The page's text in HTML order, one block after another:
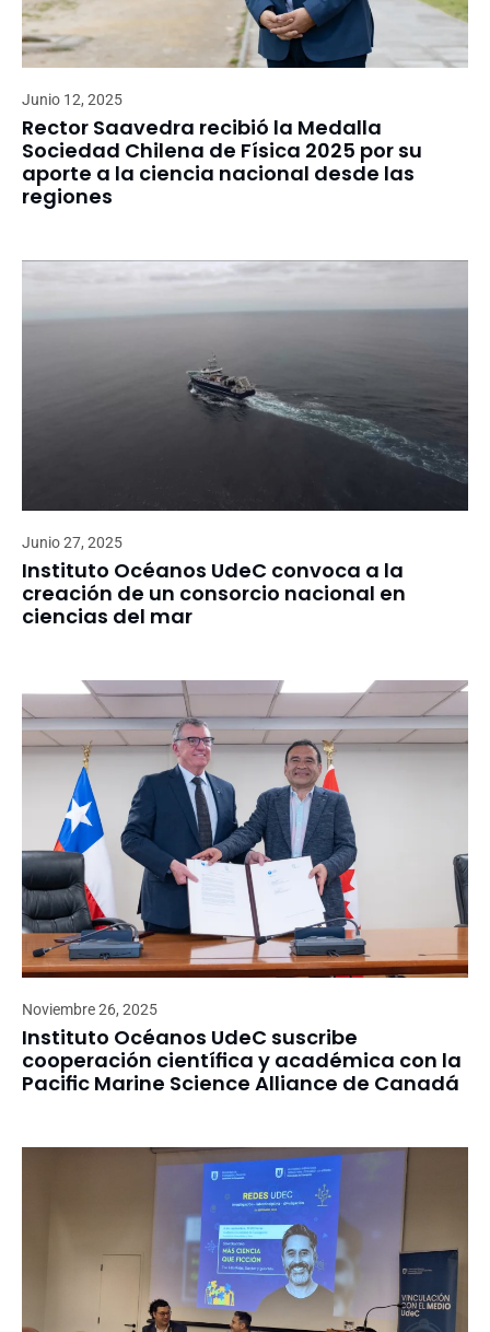
Junio 12, 2025
Rector Saavedra recibió la Medalla
Sociedad Chilena de Física 2025 por su
aporte a la ciencia nacional desde las
regiones
Junio 27, 2025
Instituto Océanos UdeC convoca a la
creación de un consorcio nacional en
ciencias del mar
Noviembre 26, 2025
Instituto Océanos UdeC suscribe
cooperación científica y académica con la
Pacific Marine Science Alliance de Canadá